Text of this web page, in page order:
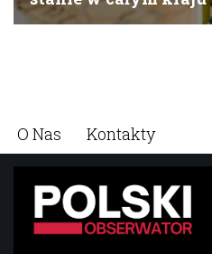
O Nas Kontakty